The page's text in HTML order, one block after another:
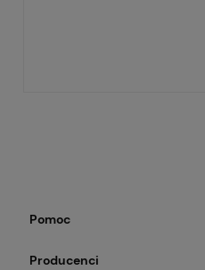
Pomoc
Producenci